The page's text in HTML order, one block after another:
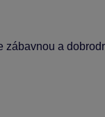
zábavnou a